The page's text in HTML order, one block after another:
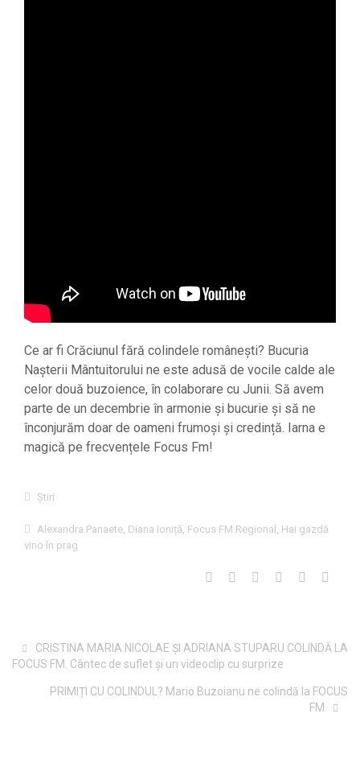
Ce ar fi Crăciunul fără colindele românești? Bucuria
Nașterii Mântuitorului ne este adusă de vocile calde ale
celor două buzoience, în colaborare cu Junii. Să avem
parte de un decembrie în armonie și bucurie și să ne
înconjurăm doar de oameni frumoși și credință. Iarna e
magică pe frecvențele Focus Fm!
Știri
Alexandra Panaete, Diana Ioniță, Focus FM Regional , Hai gazdă
vino în prag
CRISTINA MARIA NICOLAE ȘI ADRIANA STUPARU COLINDĂ LA
FOCUS FM. Cântec de suflet și un videoclip cu surprize
PRIMIȚI CU COLINDUL? Mario Buzoianu ne colindă la FOCUS
FM